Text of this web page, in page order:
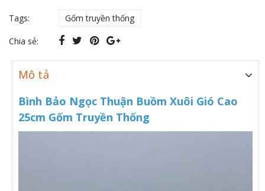
Tags: Gốm truyền thống
Chia sẻ:
Mô tả
Bình Bảo Ngọc Thuận Buồm Xuôi Gió Cao
25cm Gốm Truyền Thống